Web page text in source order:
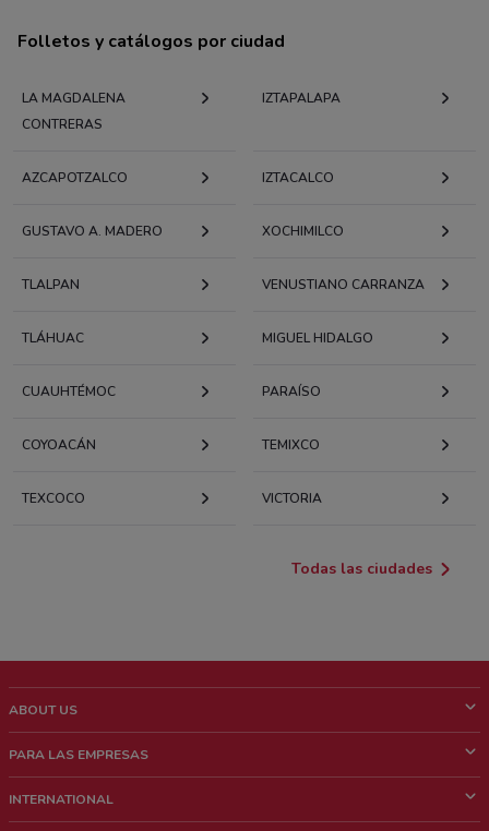
Folletos y catálogos por ciudad
LA MAGDALENA
CONTRERAS
IZTAPALAPA
AZCAPOTZALCO IZTACALCO
GUSTAVO A. MADERO XOCHIMILCO
TLALPAN VENUSTIANO CARRANZA
TLÁHUAC MIGUEL HIDALGO
CUAUHTÉMOC PARAÍSO
COYOACÁN TEMIXCO
TEXCOCO VICTORIA
Todas las ciudades
ABOUT US
¿Quiénes Somos?
PARA LAS EMPRESAS
Contacto comercial
INTERNATIONAL